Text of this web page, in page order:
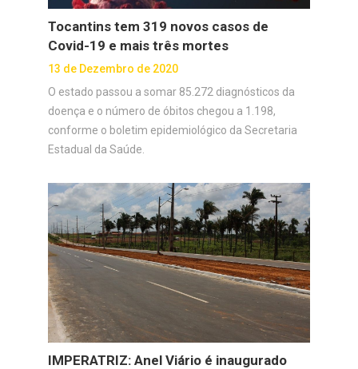
Tocantins tem 319 novos casos de
Covid-19 e mais três mortes
13 de Dezembro de 2020
O estado passou a somar 85.272 diagnósticos da
doença e o número de óbitos chegou a 1.198,
conforme o boletim epidemiológico da Secretaria
Estadual da Saúde.
IMPERATRIZ: Anel Viário é inaugurado